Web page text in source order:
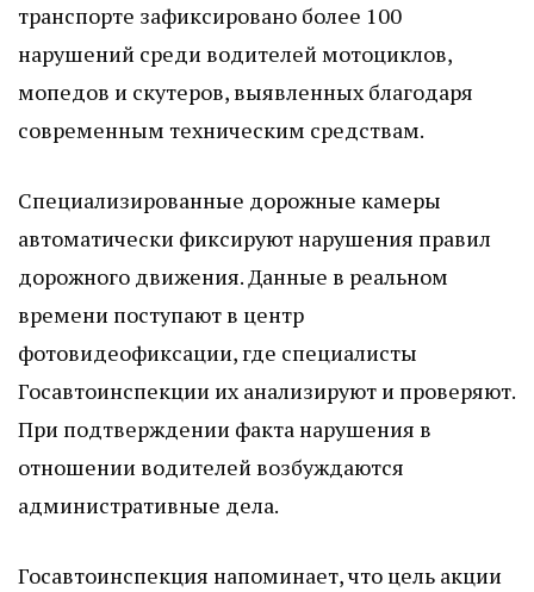
транспорте зафиксировано более 100
нарушений среди водителей мотоциклов,
мопедов и скутеров, выявленных благодаря
современным техническим средствам.
Специализированные дорожные камеры
автоматически фиксируют нарушения правил
дорожного движения. Данные в реальном
времени поступают в центр
фотовидеофиксации, где специалисты
Госавтоинспекции их анализируют и проверяют.
При подтверждении факта нарушения в
отношении водителей возбуждаются
административные дела.
Госавтоинспекция напоминает, что цель акции